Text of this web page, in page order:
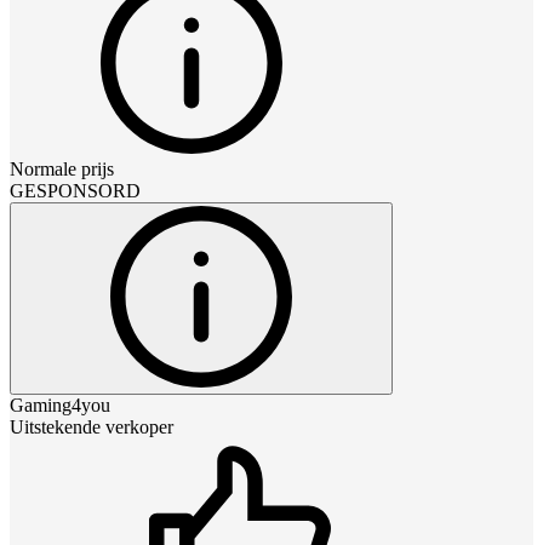
Normale prijs
GESPONSORD
Gaming4you
Uitstekende verkoper